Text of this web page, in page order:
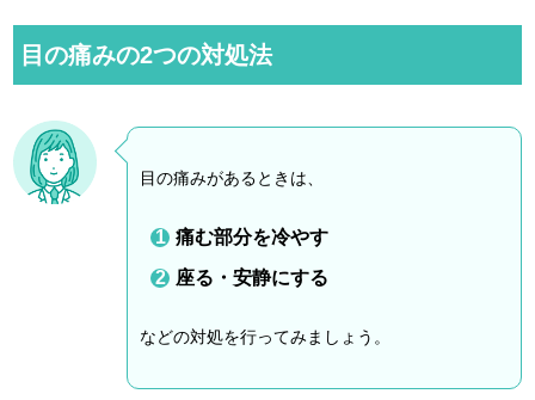
目の痛みの2つの対処法
目の痛みがあるときは、
痛む部分を冷やす
座る・安静にする
などの対処を行ってみましょう。